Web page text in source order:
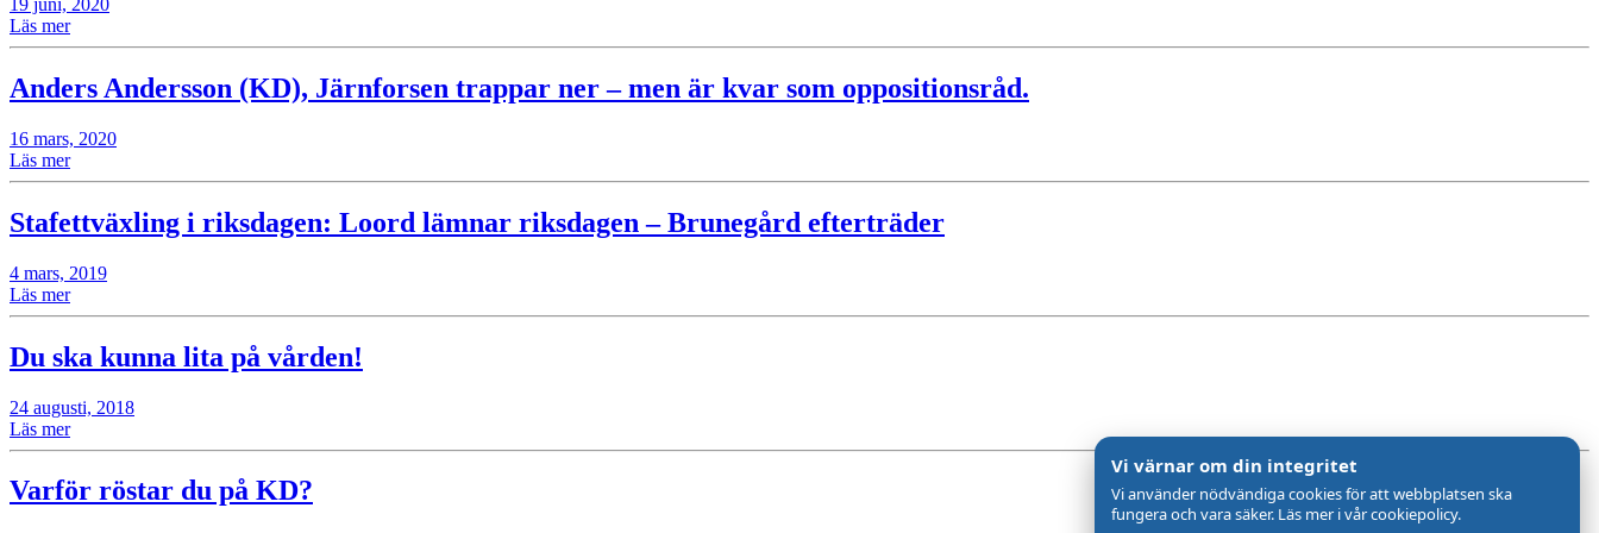
19 juni, 2020
Läs mer
Anders Andersson (KD), Järnforsen trappar ner – men är kvar som oppositionsråd.
16 mars, 2020
Läs mer
Stafettväxling i riksdagen: Loord lämnar riksdagen – Brunegård efterträder
4 mars, 2019
Läs mer
Du ska kunna lita på vården!
24 augusti, 2018
Läs mer
Varför röstar du på KD?
Vi värnar om din integritet
Vi använder nödvändiga cookies för att webbplatsen ska
fungera och vara säker. Läs mer i vår cookiepolicy.